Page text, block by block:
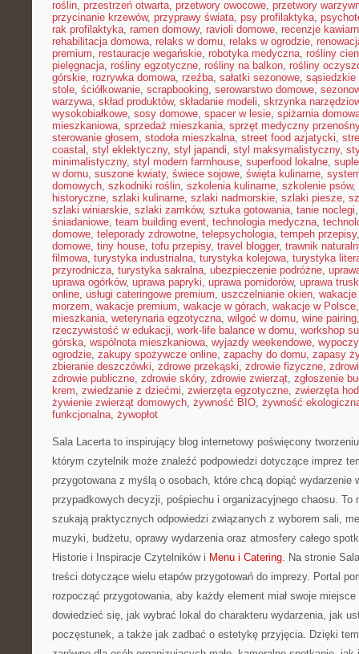
roślin, przestrzeń otwarta, przetwory owocowe, przetwory
przycinanie krzewów, przyprawy świata, psy profilaktyka,
rak profilaktyka, ramen domowy, ravioli domowe, recenzje
rehabilitacja domowa, relaks w domu, relaks w ogrodzie,
premium, restauracje wegańskie, robotyka medyczna, rośliny
pielęgnacja, rośliny egzotyczne, rośliny na balkon, rośliny
górskie, rozrywka domowa, rzeźba, sałatki sezonowe, sąsiedzkie
stole, ściółkowanie, scrapbooking, serowarstwo domowe,
warzywa, skład produktów, składanie modeli, skrzynka
wysokobiałkowe, sosy domowe, spacer w lesie, spiżarnia
mieszkaniowa, sprzedaż mieszkania, sprzęt medyczny przenośny
sterowanie głosem, stodoła mieszkalna, street food azjatycki,
coastal , styl eklektyczny, styl japandi, styl maksymalistyczny,
minimalistyczny, styl modern farmhouse, superfood lokalne,
w domu, suszone kwiaty, świece sojowe, święta kulinarne,
domowych, szkodniki roślin, szkolenia kulinarne, szkolenie psów,
historyczne, szlaki kulinarne, szlaki nadmorskie, szlaki piesze,
szlaki winiarskie, szlaki zamków, sztuka gotowania, tanie noclegi
śniadaniowe, team building event, technologia medyczna,
domowe, teleporady zdrowotne, telepsychologia, tempeh przepisy
domowe, tiny house, tofu przepisy, travel blogger, trawnik
filmowa, turystyka industrialna, turystyka kolejowa, turystyka
przyrodnicza, turystyka sakralna, ubezpieczenie podróżne,
uprawa ogórków, uprawa papryki, uprawa pomidorów, uprawa
online, usługi cateringowe premium, uszczelnianie okien,
morzem, wakacje premium, wakacje w górach, wakacje w Polsce
mieszkania, weterynaria egzotyczna, wilgoć w domu, wine pairing
rzeczywistość w edukacji, work-life balance w domu, workshop
górska, wspólnota mieszkaniowa, wyjazdy weekendowe,
ogrodzie, zakupy spożywcze online, zapachy do domu, zapasy
zbieranie deszczówki, zdrowe przekąski, zdrowie fizyczne,
zdrowie publiczne, zdrowie skóry, zdrowie zwierząt, zgłoszenie
krem, zwiedzanie z dziećmi, zwierzęta egzotyczne, zwierzęta
żywienie zwierząt domowych, żywność BIO, żywność
funkcjonalna, żywopłot
Sala Lacerta to inspirujący blog internetowy poświęcony
którym czytelnik może znaleźć podpowiedzi dotyczące imprez
przygotowana z myślą o osobach, które chcą dopiąć wydarzenie
przypadkowych decyzji, pośpiechu i organizacyjnego chaosu.
szukają praktycznych odpowiedzi związanych z wyborem sali,
muzyki, budżetu, oprawy wydarzenia oraz atmosfery całego
Historie i Inspiracje Czytelników i Menu i Catering. Na stronie
treści dotyczące wielu etapów przygotowań do imprezy. Portal
rozpocząć przygotowania, aby każdy element miał swoje
dowiedzieć się, jak wybrać lokal do charakteru wydarzenia, jak
poczęstunek, a także jak zadbać o estetykę przyjęcia. Dzięki